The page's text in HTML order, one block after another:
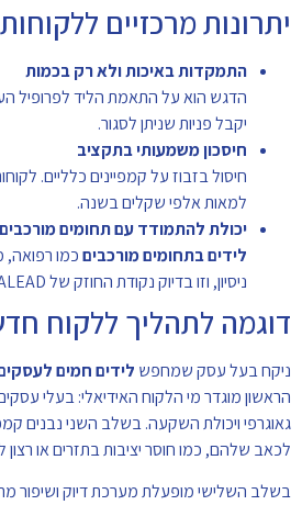
יתרונות מרכזיים ללקוחות B2B
התמקדות באיכות ולא רק בכמות
הדגש הוא על התאמת הליד לפרופיל
יקבל פניות שניתן לסגור.
חיסכון משמעותי בתקציב
חיסול בזבוז על קמפיינים כלליים.
למאות אלפי שקלים בשנה.
יכולת להתמודד עם תחומים מורכבים
לידים בתחומים מורכביםכמו רפואה,
ניסיון, וזו בדיוק נקודת החוזק של VALEAD.
דוגמה לתהליך ללקוח
ניקח בעל עסק שמחפש לידים חמים
הראשון מוגדר מי הלקוח האידיאלי: בעלי
גאוגרפי ויכולת השקעה. בשלב השני נבנים
לכאב שלהם, כמו חוסר יציבות בתזרים או רצון
בשלב השלישי מופעלת מערכת דיוק ושיפור